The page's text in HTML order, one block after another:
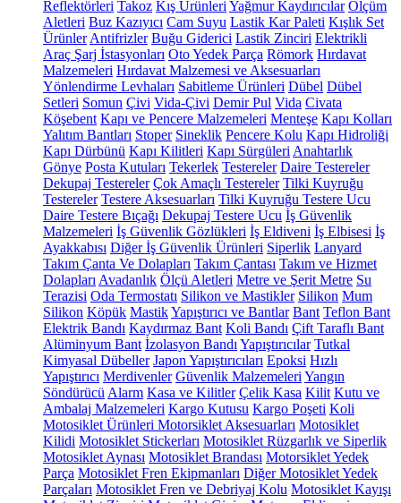
Reflektörleri Takoz Kış Ürünleri Yağmur Kaydırıcılar Ölçüm
Aletleri Buz Kazıyıcı Cam Suyu Lastik Kar Paleti Kışlık Set
Ürünler Antifrizler Buğu Giderici Lastik Zinciri Elektrikli
Araç Şarj İstasyonları Oto Yedek Parça Römork Hırdavat
Malzemeleri Hırdavat Malzemesi ve Aksesuarları
Yönlendirme Levhaları Sabitleme Ürünleri Dübel Dübel
Setleri Somun Çivi Vida-Çivi Demir Pul Vida Civata
Köşebent Kapı ve Pencere Malzemeleri Menteşe Kapı Kolları
Yalıtım Bantları Stoper Sineklik Pencere Kolu Kapı Hidroliği
Kapı Dürbünü Kapı Kilitleri Kapı Sürgüleri Anahtarlık
Gönye Posta Kutuları Tekerlek Testereler Daire Testereler
Dekupaj Testereler Çok Amaçlı Testereler Tilki Kuyruğu
Testereler Testere Aksesuarları Tilki Kuyruğu Testere Ucu
Daire Testere Bıçağı Dekupaj Testere Ucu İş Güvenlik
Malzemeleri İş Güvenlik Gözlükleri İş Eldiveni İş Elbisesi İş
Ayakkabısı Diğer İş Güvenlik Ürünleri Siperlik Lanyard
Takım Çanta Ve Dolapları Takım Çantası Takım ve Hizmet
Dolapları Avadanlık Ölçü Aletleri Metre ve Şerit Metre Su
Terazisi Oda Termostatı Silikon ve Mastikler Silikon Mum
Silikon Köpük MastikYapıştırıcı ve Bantlar Bant Teflon Bant
Elektrik Bandı Kaydırmaz Bant Koli Bandı Çift Taraflı Bant
Alüminyum Bant İzolasyon Bandı Yapıştırıcılar Tutkal
Kimyasal Dübeller Japon Yapıştırıcıları Epoksi Hızlı
Yapıştırıcı Merdivenler Güvenlik Malzemeleri Yangın
Söndürücü Alarm Kasa ve Kilitler Çelik Kasa Kilit Kutu ve
Ambalaj Malzemeleri Kargo Kutusu Kargo Poşeti Koli
Motosiklet Ürünleri Motorsiklet Aksesuarları Motosiklet
Kilidi Motosiklet Stickerları Motosiklet Rüzgarlık ve Siperlik
Motosiklet Aynası Motosiklet Brandası Motorsiklet Yedek
Parça Motosiklet Fren Ekipmanları Diğer Motosiklet Yedek
Parçaları Motosiklet Fren ve Debriyaj Kolu Motosiklet Kayışı